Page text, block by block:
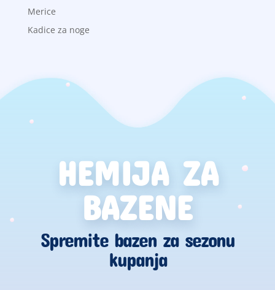
Merice
Kadice za noge
HEMIJA ZA
BAZENE
Spremite bazen za sezonu
kupanja